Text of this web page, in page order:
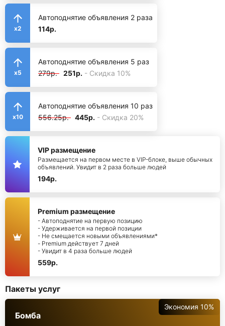
x2
Автоподнятие объявления 2 раза
114р.
x5
Автоподнятие объявления 5 раз
279р. 251р. - Скидка 10%
x10
Автоподнятие объявления 10 раз
556.25р. 445р. - Скидка 20%
VIP размещение
Размещается на первом месте в VIP-блоке, выше обычных
объявлений. Увидит в 2 раза больше людей
194р.
Premium размещение
- Автоподнятие на первую позицию
- Удерживается на первой позиции
- Не смещается новыми объявлениями*
- Premium действует 7 дней
- Увидит в 4 раза больше людей
559р.
Пакеты услуг
Экономия 10%
Бомба